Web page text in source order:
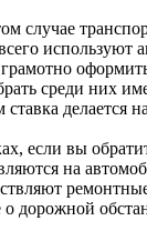
среди них
если вы
на
дорожной